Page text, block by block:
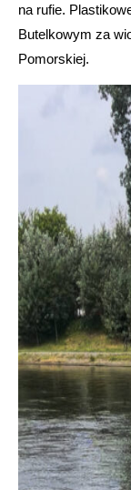
na rufie.
Butelkowym za
Pomorskiej.